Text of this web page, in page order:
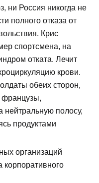
ни Россия никогда не
полного отказа от
Крис
спортсмена, на
отката. Лечит
крови.
обеих сторон,
французы,
нейтральную полосу,
продуктами
организаций
корпоративного